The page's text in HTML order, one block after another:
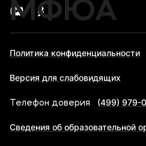
МФЮА
Политика конфиденциальности
Версия для слабовидящих
Телефон доверия (499) 979-
Сведения об образовательной